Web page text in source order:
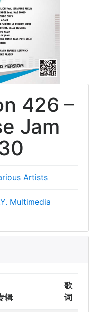
426 –
Jam
Artists
Multimedia
辑
歌
词